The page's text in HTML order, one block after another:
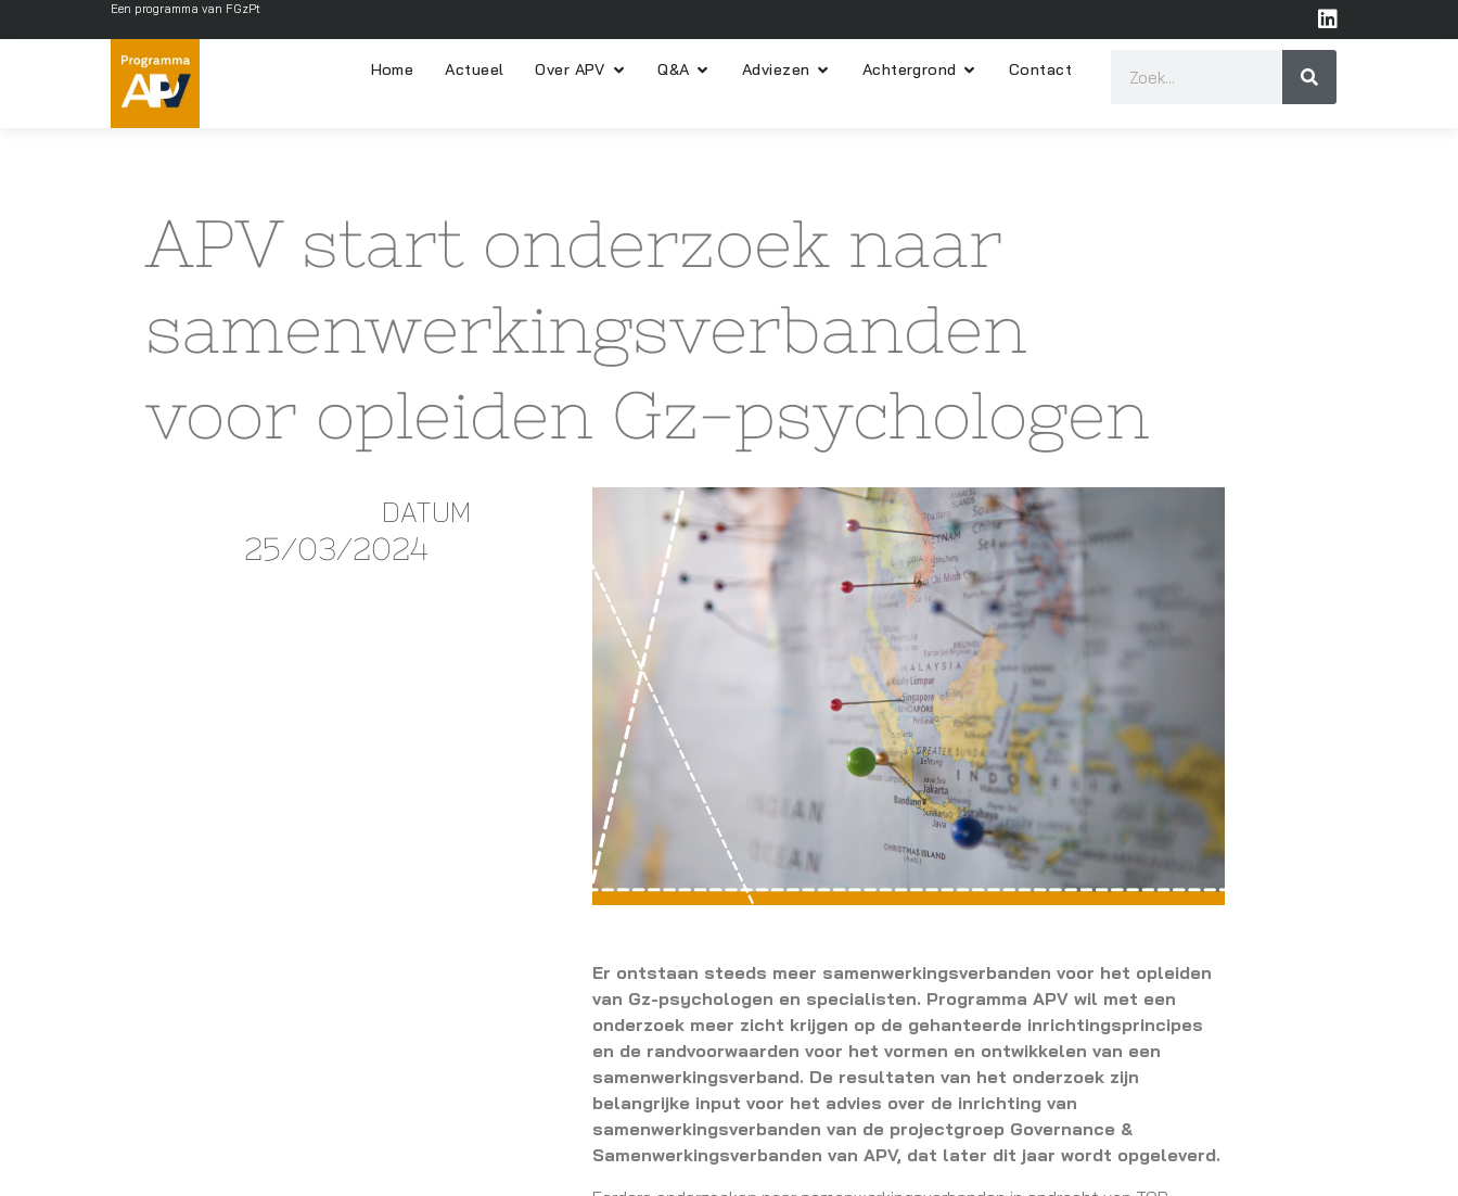
Een programma van FGzPt
Home Actueel Over APV Q&A Adviezen Achtergrond Contact
APV start onderzoek naar
samenwerkingsverbanden
voor opleiden Gz-psychologen
DATUM
25/03/2024
Er ontstaan steeds meer samenwerkingsverbanden voor het opleiden
van Gz-psychologen en specialisten. Programma APV wil met een
onderzoek meer zicht krijgen op de gehanteerde inrichtingsprincipes
en de randvoorwaarden voor het vormen en ontwikkelen van een
samenwerkingsverband. De resultaten van het onderzoek zijn
belangrijke input voor het advies over de inrichting van
samenwerkingsverbanden van de projectgroep Governance &
Samenwerkingsverbanden van APV, dat later dit jaar wordt opgeleverd.